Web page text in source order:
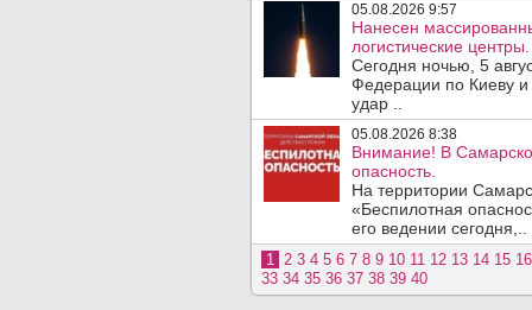
05.08.2026 9:57
Нанесен
логистические центры.
Сегодня ночью, 5
Федерации по Киеву и
удар ..
05.08.2026 8:38
Внимание! В
опасность.
На территории
«Беспилотная
его ведении сегодня,..
1 2 3 4 5 6 7 8 9 10 11 12 13 14 15 16
33 34 35 36 37 38 39 40